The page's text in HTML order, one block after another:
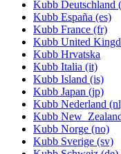
Kubb Deutschland
Kubb España (es)
Kubb France (fr)
Kubb United
Kubb Hrvatska
Kubb Italia (it)
Kubb Island (is)
Kubb Japan (jp)
Kubb Nederland
Kubb
Kubb Norge (no)
Kubb Sverige (sv)